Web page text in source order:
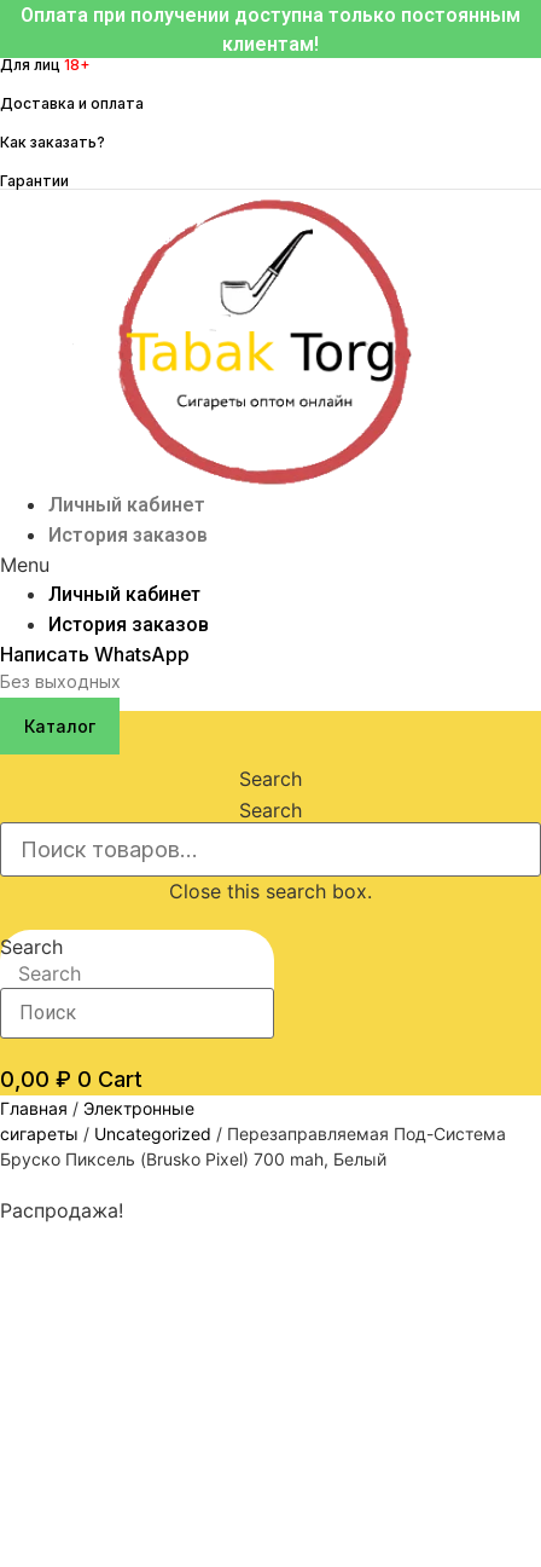
Перейти
содержимому
Оплата при получении доступна только постоянным
клиентам!
Для лиц 18+
Доставка и оплата
Как заказать?
Гарантии
Личный кабинет
История заказов
Menu
Личный кабинет
История заказов
Написать WhatsApp
Без выходных
Каталог
Search
Search
Close this search box.
Search
Search
0,00 ₽ 0 Cart
Главная / Электронные
сигареты / Uncategorized / Перезаправляемая Под-Система
Бруско Пиксель (Brusko Pixel) 700 mah, Белый
Распродажа!